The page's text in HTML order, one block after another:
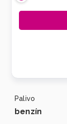
Palivo
benzín